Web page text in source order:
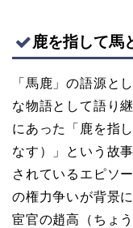
鹿を指して馬
「馬鹿」の語源と
な物語として語り
にあった「鹿を指
なす）」という故
されているエピソ
の権力争いが背景
宦官の趙高（ちょ